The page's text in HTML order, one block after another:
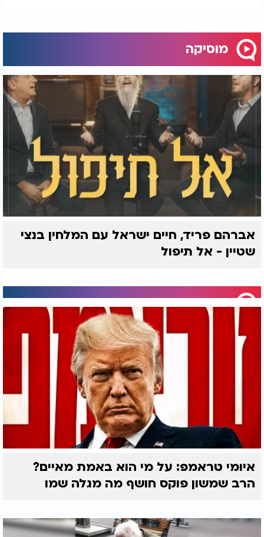
מוסיקה
אברהם פריד, חיים ישראל עם המלחין בנצי
שטיין - אל תיפול
איומי טראמפ: על מי הוא באמת מאיים?
הרב שמשון פוקס חושף מה מגלה שמו